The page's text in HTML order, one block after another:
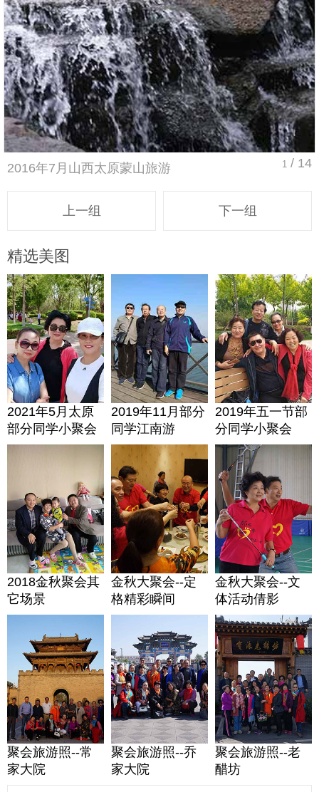
1 / 14
2016年7月山西太原蒙山旅游
上一组 下一组
精选美图
2021年5月太原
部分同学小聚会
2019年11月部分
同学江南游
2019年五一节部
分同学小聚会
2018金秋聚会其
它场景
金秋大聚会--定
格精彩瞬间
金秋大聚会--文
体活动倩影
聚会旅游照--常
家大院
聚会旅游照--乔
家大院
聚会旅游照--老
醋坊